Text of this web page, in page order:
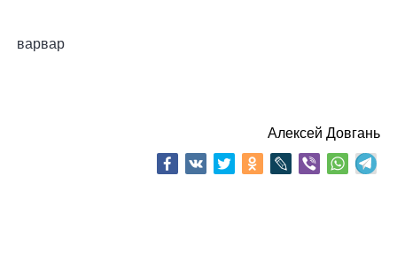
варвар
Алексей Довгань